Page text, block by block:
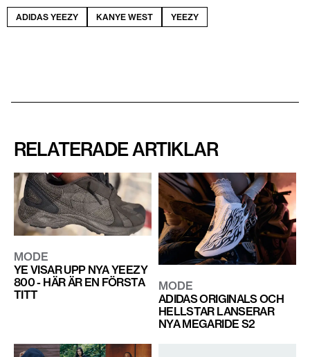
ADIDAS YEEZY KANYE WEST YEEZY
RELATERADE ARTIKLAR
MODE
YE VISAR UPP NYA YEEZY
800 - HÄR ÄR EN FÖRSTA
TITT
MODE
ADIDAS ORIGINALS OCH
HELLSTAR LANSERAR
NYA MEGARIDE S2